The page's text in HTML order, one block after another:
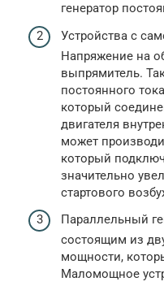
генератор
Устройства с
Напряжение на
выпрямитель.
постоянного
который
двигателя
может
который
значительно
стартового
Параллельный
состоящим из
мощности,
Маломощное